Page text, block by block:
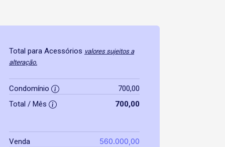
Total para Acessórios valores sujeitos a
alteração.
Condomínio
700,00
Total / Mês
700,00
Venda 560.000,00